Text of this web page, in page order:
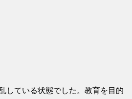
している状態でした。教育を目的